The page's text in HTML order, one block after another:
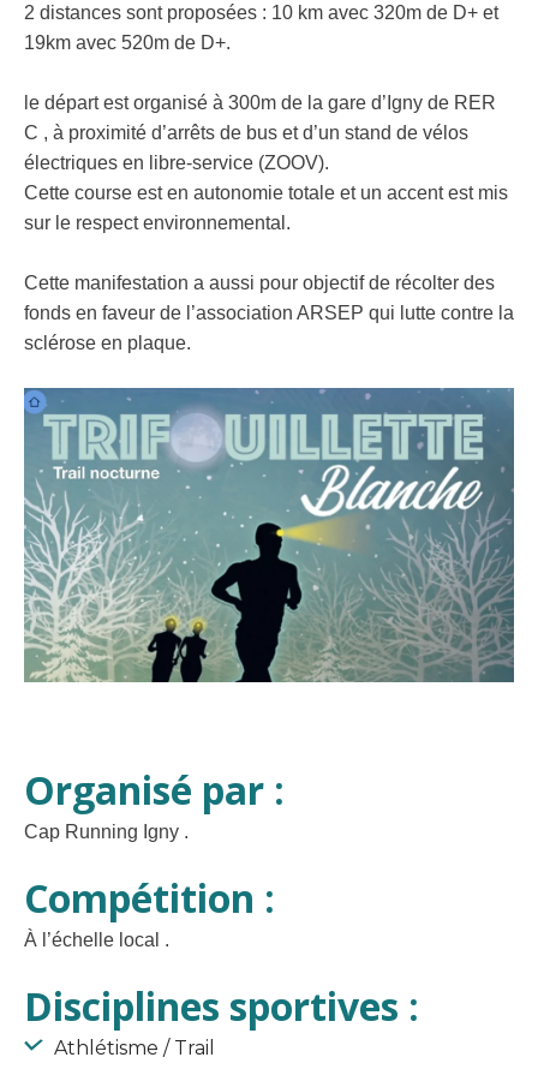
2 distances sont proposées : 10 km avec 320m de D+ et
19km avec 520m de D+.
le départ est organisé à 300m de la gare d’Igny de RER
C , à proximité d’arrêts de bus et d’un stand de vélos
électriques en libre-service (ZOOV).
Cette course est en autonomie totale et un accent est mis
sur le respect environnemental.
Cette manifestation a aussi pour objectif de récolter des
fonds en faveur de l’association ARSEP qui lutte contre la
sclérose en plaque.
Organisé par :
Cap Running Igny .
Compétition :
À l’échelle local .
Disciplines sportives :
Athlétisme / Trail